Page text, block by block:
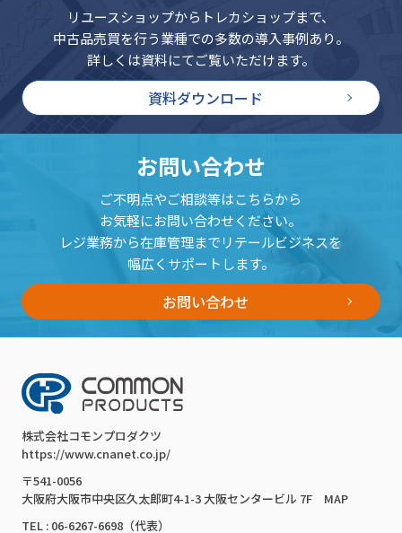
リユースショップからトレカショップまで、
中古品売買を行う業種での多数の導入事例あり。
詳しくは資料にてご覧いただけます。
資料ダウンロード
お問い合わせ
ご不明点やご相談等はこちらから
お気軽にお問い合わせください。
レジ業務から在庫管理までリテールビジネスを
幅広くサポートします。
お問い合わせ
株式会社コモンプロダクツ
https://www.cnanet.co.jp/
〒541-0056
大阪府大阪市中央区久太郎町4-1-3 大阪センタービル 7F
MAP
TEL : 06-6267-6698（代表）